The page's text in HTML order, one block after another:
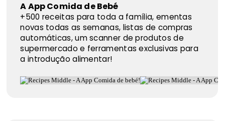
A App Comida de Bebé
+500 receitas para toda a família, ementas
novas todas as semanas, listas de compras
automáticas, um scanner de produtos de
supermercado e ferramentas exclusivas para
a introdução alimentar!